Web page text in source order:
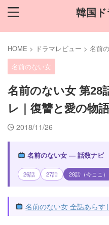
韓国
HOME > ドラマレビュー > 名前
名前のない女
名前のない女 第28
レ｜復讐と愛の物語
2018/11/26
名前のない女 — 話数ナビ
26話 27話 28話（今ここ）
名前のない女 全話あらす